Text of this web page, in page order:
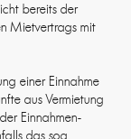
bereits der
Mietvertrags mit
einer Einnahme
aus Vermietung
Einnahmen-